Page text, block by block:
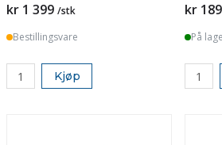
kr 1 399 /stk
Bestillingsvare
Kjøp
kr 189
På